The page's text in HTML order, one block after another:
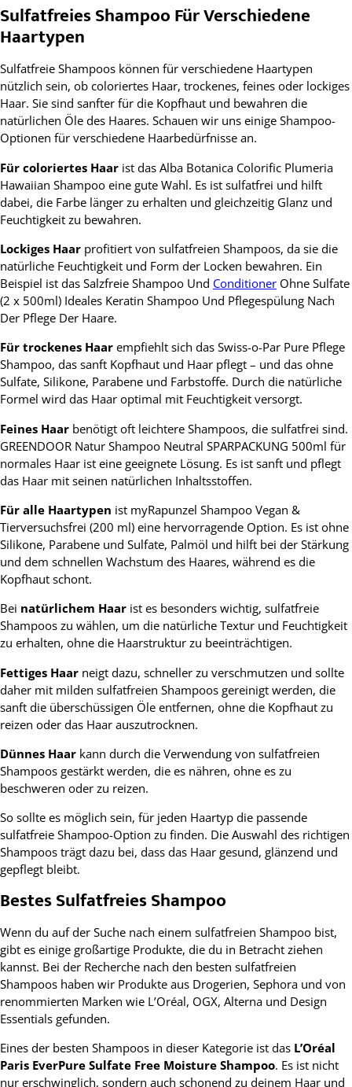
Sulfatfreies Shampoo Für Verschiedene
Haartypen
Sulfatfreie Shampoos können für verschiedene Haartypen
nützlich sein, ob coloriertes Haar, trockenes, feines oder lockiges
Haar. Sie sind sanfter für die Kopfhaut und bewahren die
natürlichen Öle des Haares. Schauen wir uns einige Shampoo-
Optionen für verschiedene Haarbedürfnisse an.
Für coloriertes Haar ist das Alba Botanica Colorific Plumeria
Hawaiian Shampoo eine gute Wahl. Es ist sulfatfrei und hilft
dabei, die Farbe länger zu erhalten und gleichzeitig Glanz und
Feuchtigkeit zu bewahren.
Lockiges Haar profitiert von sulfatfreien Shampoos, da sie die
natürliche Feuchtigkeit und Form der Locken bewahren. Ein
Beispiel ist das Salzfreie Shampoo Und Conditioner Ohne Sulfate
(2 x 500ml) Ideales Keratin Shampoo Und Pflegespülung Nach
Der Pflege Der Haare.
Für trockenes Haar empfiehlt sich das Swiss-o-Par Pure Pflege
Shampoo, das sanft Kopfhaut und Haar pflegt – und das ohne
Sulfate, Silikone, Parabene und Farbstoffe. Durch die natürliche
Formel wird das Haar optimal mit Feuchtigkeit versorgt.
Feines Haar benötigt oft leichtere Shampoos, die sulfatfrei sind.
GREENDOOR Natur Shampoo Neutral SPARPACKUNG 500ml für
normales Haar ist eine geeignete Lösung. Es ist sanft und pflegt
das Haar mit seinen natürlichen Inhaltsstoffen.
Für alle Haartypen ist myRapunzel Shampoo Vegan &
Tierversuchsfrei (200 ml) eine hervorragende Option. Es ist ohne
Silikone, Parabene und Sulfate, Palmöl und hilft bei der Stärkung
und dem schnellen Wachstum des Haares, während es die
Kopfhaut schont.
Bei natürlichem Haar ist es besonders wichtig, sulfatfreie
Shampoos zu wählen, um die natürliche Textur und Feuchtigkeit
zu erhalten, ohne die Haarstruktur zu beeinträchtigen.
Fettiges Haar neigt dazu, schneller zu verschmutzen und sollte
daher mit milden sulfatfreien Shampoos gereinigt werden, die
sanft die überschüssigen Öle entfernen, ohne die Kopfhaut zu
reizen oder das Haar auszutrocknen.
Dünnes Haar kann durch die Verwendung von sulfatfreien
Shampoos gestärkt werden, die es nähren, ohne es zu
beschweren oder zu reizen.
So sollte es möglich sein, für jeden Haartyp die passende
sulfatfreie Shampoo-Option zu finden. Die Auswahl des richtigen
Shampoos trägt dazu bei, dass das Haar gesund, glänzend und
gepflegt bleibt.
Bestes Sulfatfreies Shampoo
Wenn du auf der Suche nach einem sulfatfreien Shampoo bist,
gibt es einige großartige Produkte, die du in Betracht ziehen
kannst. Bei der Recherche nach den besten sulfatfreien
Shampoos haben wir Produkte aus Drogerien, Sephora und von
renommierten Marken wie L’Oréal, OGX, Alterna und Design
Essentials gefunden.
Eines der besten Shampoos in dieser Kategorie ist das L’Oréal
Paris EverPure Sulfate Free Moisture Shampoo. Es ist nicht
nur erschwinglich, sondern auch schonend zu deinem Haar und